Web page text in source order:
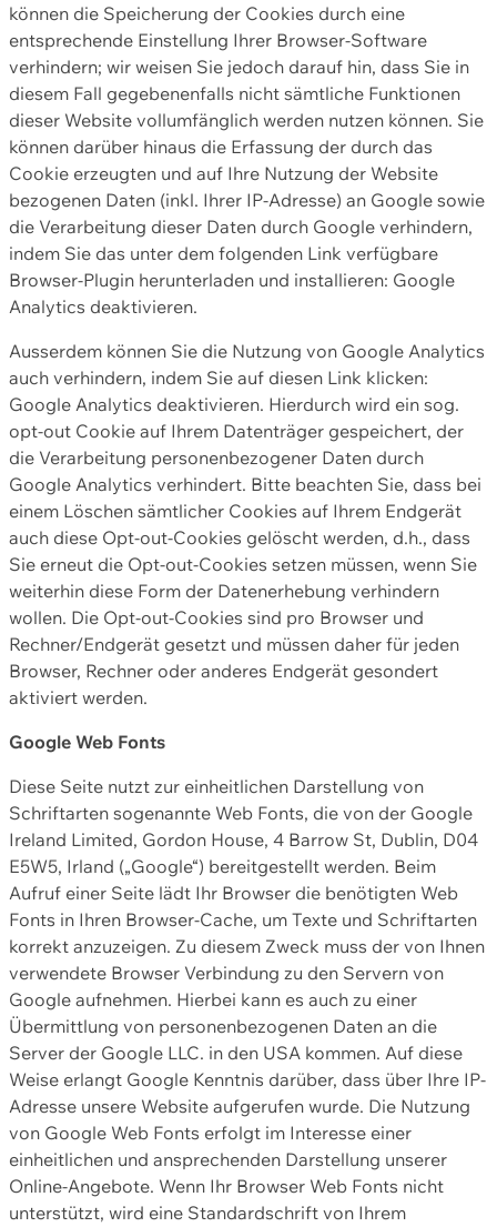
können die Speicherung der Cookies durch eine
entsprechende Einstellung Ihrer Browser-Software
verhindern; wir weisen Sie jedoch darauf hin, dass Sie in
diesem Fall gegebenenfalls nicht sämtliche Funktionen
dieser Website vollumfänglich werden nutzen können. Sie
können darüber hinaus die Erfassung der durch das
Cookie erzeugten und auf Ihre Nutzung der Website
bezogenen Daten (inkl. Ihrer IP-Adresse) an Google sowie
die Verarbeitung dieser Daten durch Google verhindern,
indem Sie das unter dem folgenden Link verfügbare
Browser-Plugin herunterladen und installieren: Google
Analytics deaktivieren.
Ausserdem können Sie die Nutzung von Google Analytics
auch verhindern, indem Sie auf diesen Link klicken:
Google Analytics deaktivieren. Hierdurch wird ein sog.
opt-out Cookie auf Ihrem Datenträger gespeichert, der
die Verarbeitung personenbezogener Daten durch
Google Analytics verhindert. Bitte beachten Sie, dass bei
einem Löschen sämtlicher Cookies auf Ihrem Endgerät
auch diese Opt-out-Cookies gelöscht werden, d.h., dass
Sie erneut die Opt-out-Cookies setzen müssen, wenn Sie
weiterhin diese Form der Datenerhebung verhindern
wollen. Die Opt-out-Cookies sind pro Browser und
Rechner/Endgerät gesetzt und müssen daher für jeden
Browser, Rechner oder anderes Endgerät gesondert
aktiviert werden.
Google Web Fonts
Diese Seite nutzt zur einheitlichen Darstellung von
Schriftarten sogenannte Web Fonts, die von der Google
Ireland Limited, Gordon House, 4 Barrow St, Dublin, D04
E5W5, Irland („Google“) bereitgestellt werden. Beim
Aufruf einer Seite lädt Ihr Browser die benötigten Web
Fonts in Ihren Browser-Cache, um Texte und Schriftarten
korrekt anzuzeigen. Zu diesem Zweck muss der von Ihnen
verwendete Browser Verbindung zu den Servern von
Google aufnehmen. Hierbei kann es auch zu einer
Übermittlung von personenbezogenen Daten an die
Server der Google LLC. in den USA kommen. Auf diese
Weise erlangt Google Kenntnis darüber, dass über Ihre IP-
Adresse unsere Website aufgerufen wurde. Die Nutzung
von Google Web Fonts erfolgt im Interesse einer
einheitlichen und ansprechenden Darstellung unserer
Online-Angebote. Wenn Ihr Browser Web Fonts nicht
unterstützt, wird eine Standardschrift von Ihrem